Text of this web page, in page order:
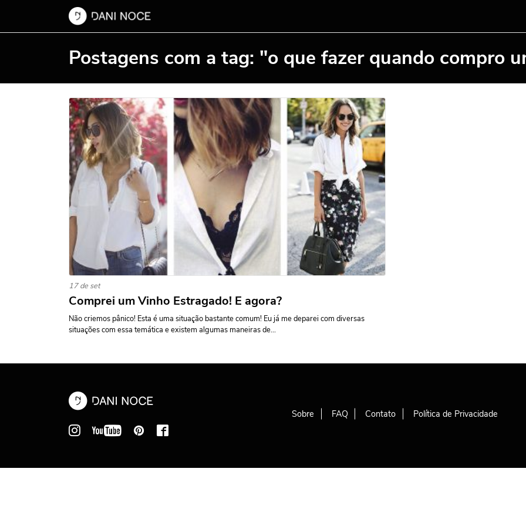
Postagens com a tag: "o que fazer quando compro
17 de set
Comprei um Vinho Estragado! E agora?
Não criemos pânico! Esta é uma situação bastante comum! Eu já me deparei com diversas
situações com essa temática e existem algumas maneiras de...
Sobre FAQ Contato Política de Privacidade